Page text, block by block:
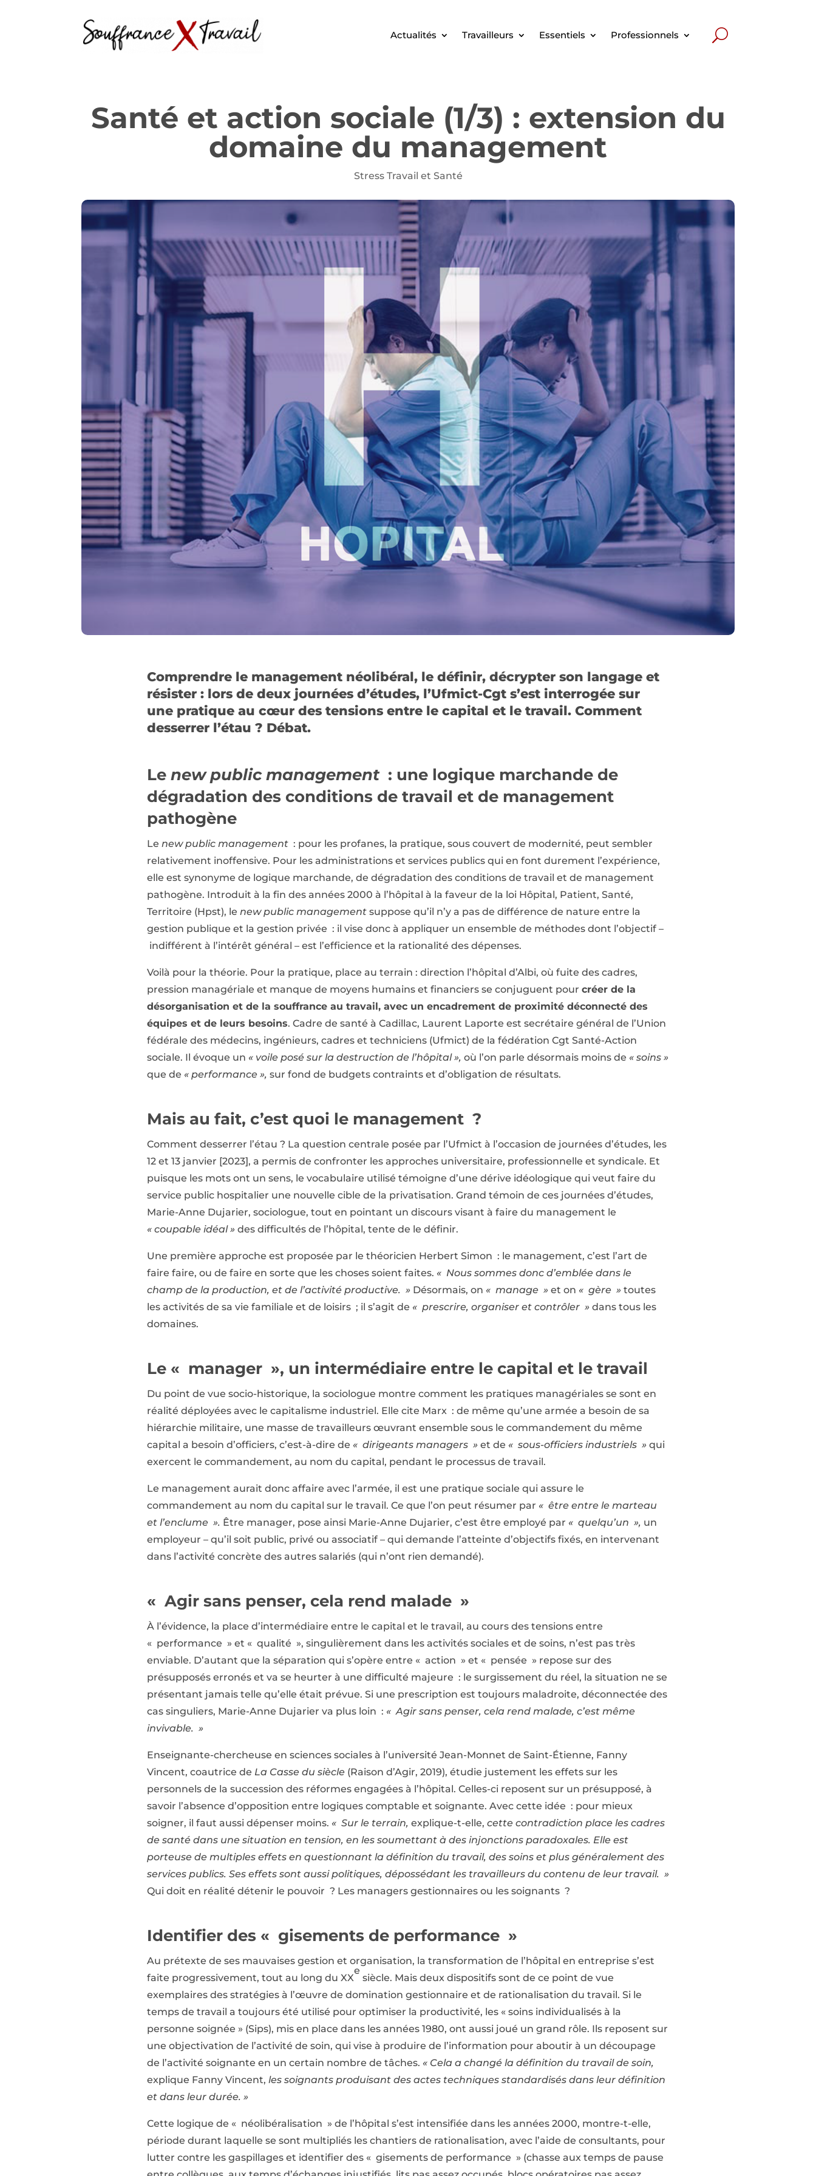
Actualités Travailleurs Essentiels Professionnels
Santé et action sociale (1/3) : extension du
domaine du management
Stress Travail et Santé
Comprendre le management néolibéral, le définir, décrypter son langage et
résister : lors de deux journées d’études, l’Ufmict-Cgt s’est interrogée sur
une pratique au cœur des tensions entre le capital et le travail. Comment
desserrer l’étau ? Débat.
Le new public management: une logique marchande de
dégradation des conditions de travail et de management
pathogène
Le new public management: pour les profanes, la pratique, sous couvert de modernité, peut sembler
relativement inoffensive. Pour les administrations et services publics qui en font durement l’expérience,
elle est synonyme de logique marchande, de dégradation des conditions de travail et de management
pathogène. Introduit à la fin des années 2000 à l’hôpital à la faveur de la loi Hôpital, Patient, Santé,
Territoire (Hpst), le new public managementsuppose qu’il n’y a pas de différence de nature entre la
gestion publique et la gestion privée : il vise donc à appliquer un ensemble de méthodes dont l’objectif –
indifférent à l’intérêt général – est l’efficience et la rationalité des dépenses.
Voilà pour la théorie. Pour la pratique, place au terrain : direction l’hôpital d’Albi, où fuite des cadres,
pression managériale et manque de moyens humains et financiers se conjuguent pour créer de la
désorganisation et de la souffrance au travail, avec un encadrement de proximité déconnecté des
équipes et de leurs besoins. Cadre de santé à Cadillac, Laurent Laporte est secrétaire général de l’Union
fédérale des médecins, ingénieurs, cadres et techniciens (Ufmict) de la fédération Cgt Santé-Action
sociale. Il évoque un « voile posé sur la destruction de l’hôpital », où l’on parle désormais moins de « soins »
que de « performance », sur fond de budgets contraints et d’obligation de résultats.
Mais au fait, c’est quoi le management ?
Comment desserrer l’étau ? La question centrale posée par l’Ufmict à l’occasion de journées d’études, les
12 et 13 janvier [2023], a permis de confronter les approches universitaire, professionnelle et syndicale. Et
puisque les mots ont un sens, le vocabulaire utilisé témoigne d’une dérive idéologique qui veut faire du
service public hospitalier une nouvelle cible de la privatisation. Grand témoin de ces journées d’études,
Marie-Anne Dujarier, sociologue, tout en pointant un discours visant à faire du management le
« coupable idéal »des difficultés de l’hôpital, tente de le définir.
Une première approche est proposée par le théoricien Herbert Simon : le management, c’est l’art de
faire faire, ou de faire en sorte que les choses soient faites. « Nous sommes donc d’emblée dans le
champ de la production, et de l’activité productive. »Désormais, on « manage »et on « gère »toutes
les activités de sa vie familiale et de loisirs ; il s’agit de « prescrire, organiser et contrôler »dans tous les
domaines.
Le « manager », un intermédiaire entre le capital et le travail
Du point de vue socio-historique, la sociologue montre comment les pratiques managériales se sont en
réalité déployées avec le capitalisme industriel. Elle cite Marx : de même qu’une armée a besoin de sa
hiérarchie militaire, une masse de travailleurs œuvrant ensemble sous le commandement du même
capital a besoin d’officiers, c’est-à-dire de « dirigeants managers » et de « sous-officiers industriels » qui
exercent le commandement, au nom du capital, pendant le processus de travail.
Le management aurait donc affaire avec l’armée, il est une pratique sociale qui assure le
commandement au nom du capital sur le travail. Ce que l’on peut résumer par « être entre le marteau
et l’enclume ». Être manager, pose ainsi Marie-Anne Dujarier, c’est être employé par « quelqu’un », un
employeur – qu’il soit public, privé ou associatif – qui demande l’atteinte d’objectifs fixés, en intervenant
dans l’activité concrète des autres salariés (qui n’ont rien demandé).
« Agir sans penser, cela rend malade »
À l’évidence, la place d’intermédiaire entre le capital et le travail, au cours des tensions entre
« performance » et « qualité », singulièrement dans les activités sociales et de soins, n’est pas très
enviable. D’autant que la séparation qui s’opère entre « action » et « pensée » repose sur des
présupposés erronés et va se heurter à une difficulté majeure : le surgissement du réel, la situation ne se
présentant jamais telle qu’elle était prévue. Si une prescription est toujours maladroite, déconnectée des
cas singuliers, Marie-Anne Dujarier va plus loin : « Agir sans penser, cela rend malade, c’est même
invivable. »
Enseignante-chercheuse en sciences sociales à l’université Jean-Monnet de Saint-Étienne, Fanny
Vincent, coautrice de La Casse du siècle(Raison d’Agir, 2019), étudie justement les effets sur les
personnels de la succession des réformes engagées à l’hôpital. Celles-ci reposent sur un présupposé, à
savoir l’absence d’opposition entre logiques comptable et soignante. Avec cette idée : pour mieux
soigner, il faut aussi dépenser moins. « Sur le terrain, explique-t-elle, cette contradiction place les cadres
de santé dans une situation en tension, en les soumettant à des injonctions paradoxales. Elle est
porteuse de multiples effets en questionnant la définition du travail, des soins et plus généralement des
services publics. Ses effets sont aussi politiques, dépossédant les travailleurs du contenu de leur travail. »
Qui doit en réalité détenir le pouvoir ? Les managers gestionnaires ou les soignants ?
Identifier des « gisements de performance »
Au prétexte de ses mauvaises gestion et organisation, la transformation de l’hôpital en entreprise s’est
faite progressivement, tout au long du XX
e
siècle. Mais deux dispositifs sont de ce point de vue
exemplaires des stratégies à l’œuvre de domination gestionnaire et de rationalisation du travail. Si le
temps de travail a toujours été utilisé pour optimiser la productivité, les « soins individualisés à la
personne soignée » (Sips), mis en place dans les années 1980, ont aussi joué un grand rôle. Ils reposent sur
une objectivation de l’activité de soin, qui vise à produire de l’information pour aboutir à un découpage
de l’activité soignante en un certain nombre de tâches. « Cela a changé la définition du travail de soin,
explique Fanny Vincent, les soignants produisant des actes techniques standardisés dans leur définition
et dans leur durée. »
Cette logique de « néolibéralisation » de l’hôpital s’est intensifiée dans les années 2000, montre-t-elle,
période durant laquelle se sont multipliés les chantiers de rationalisation, avec l’aide de consultants, pour
lutter contre les gaspillages et identifier des « gisements de performance » (chasse aux temps de pause